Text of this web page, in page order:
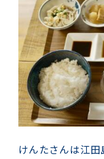
けんたさんは江田